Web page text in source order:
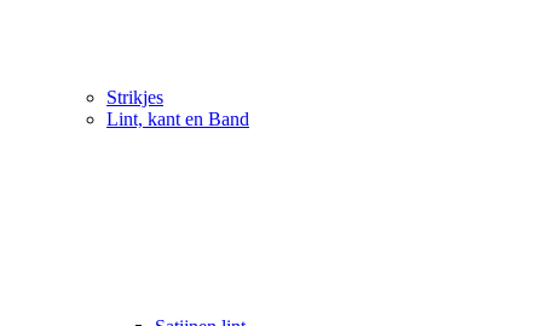
Strikjes
Lint, kant en Band